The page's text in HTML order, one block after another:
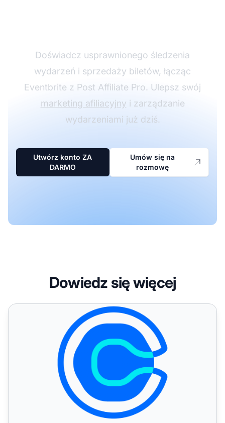
Doświadcz usprawnionego śledzenia
wydarzeń i sprzedaży biletów, łącząc
Eventbrite z Post Affiliate Pro. Ulepsz swój
marketing afiliacyjny i zarządzanie
wydarzeniami już dziś.
Utwórz konto ZA
DARMO
Umów się na
rozmowę
Dowiedz się więcej
Calendly